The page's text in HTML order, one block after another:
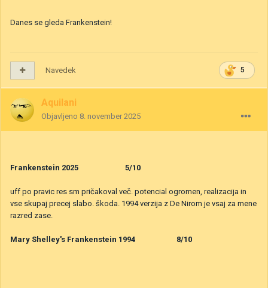
Danes se gleda Frankenstein!
5
Navedek
Aquilani
Objavljeno 8. november 2025
Frankenstein 2025 5/10
uff po pravic res sm pričakoval več. potencial ogromen, realizacija in
vse skupaj precej slabo. škoda. 1994 verzija z De Nirom je vsaj za mene
razred zase.
Mary Shelley's Frankenstein 1994 8/10